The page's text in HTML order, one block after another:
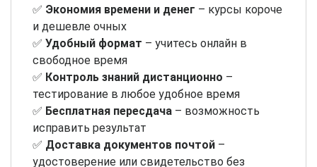
✅ Экономия времени и денег – курсы короче
и дешевле очных
✅ Удобный формат – учитесь онлайн в
свободное время
✅ Контроль знаний дистанционно –
тестирование в любое удобное время
✅ Бесплатная пересдача – возможность
исправить результат
✅ Доставка документов почтой –
удостоверение или свидетельство без